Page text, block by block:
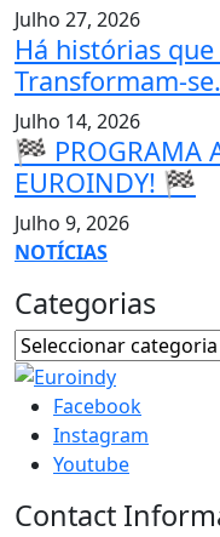
Julho 27, 2026
Há histórias
Transformam-se.
Julho 14, 2026
🏁 PROGRAMA
EUROINDY! 🏁
Julho 9, 2026
NOTÍCIAS
Categorias
Facebook
Instagram
Youtube
Contact